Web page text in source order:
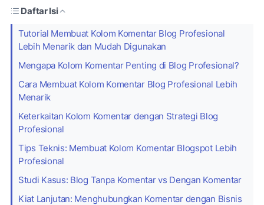
Daftar Isi
Tutorial Membuat Kolom Komentar Blog Profesional
Lebih Menarik dan Mudah Digunakan
Mengapa Kolom Komentar Penting di Blog Profesional?
Cara Membuat Kolom Komentar Blog Profesional Lebih
Menarik
Keterkaitan Kolom Komentar dengan Strategi Blog
Profesional
Tips Teknis: Membuat Kolom Komentar Blogspot Lebih
Profesional
Studi Kasus: Blog Tanpa Komentar vs Dengan Komentar
Kiat Lanjutan: Menghubungkan Komentar dengan Bisnis